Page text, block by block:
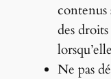
contenus
des
Ne pas